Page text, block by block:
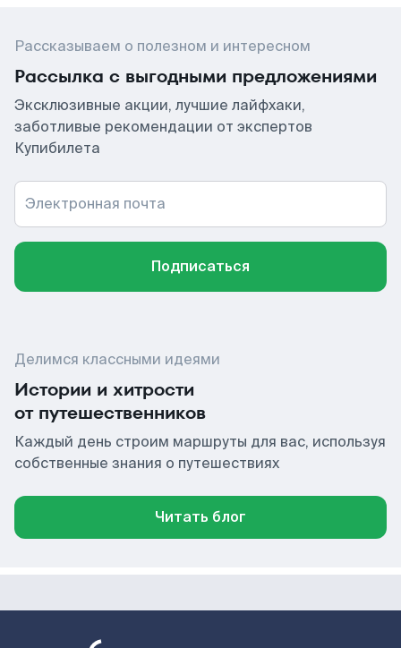
Рассказываем о полезном и интересном
Рассылка с выгодными предложениями
Эксклюзивные акции, лучшие лайфхаки,
заботливые рекомендации от экспертов
Купибилета
Электронная почта
Подписаться
Делимся классными идеями
Истории и хитрости
от путешественников
Каждый день строим маршруты для вас, используя
собственные знания о путешествиях
Читать блог